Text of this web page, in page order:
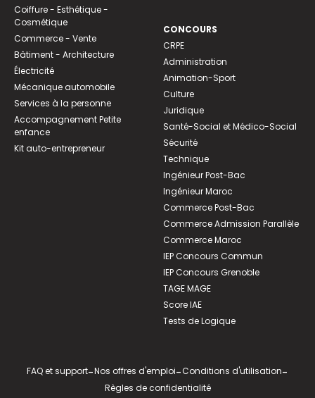
Coiffure - Esthétique -
Cosmétique
Commerce - Vente
Bâtiment - Architecture
Électricité
Mécanique automobile
Services à la personne
Accompagnement Petite
enfance
Kit auto-entrepreneur
CONCOURS
CRPE
Administration
Animation-Sport
Culture
Juridique
Santé-Social et Médico-Social
Sécurité
Technique
Ingénieur Post-Bac
Ingénieur Maroc
Commerce Post-Bac
Commerce Admission Parallèle
Commerce Maroc
IEP Concours Commun
IEP Concours Grenoble
TAGE MAGE
Score IAE
Tests de Logique
FAQ et support-Nos offres d'emploi-Conditions d'utilisation-
Règles de confidentialité